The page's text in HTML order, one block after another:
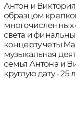
Антон и
образцом
многочисленных
света и
концерту четы
музыкальная
семья Антона и
круглую дату - 25